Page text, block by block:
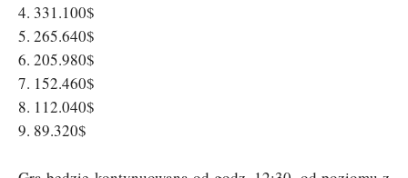
4. 331.100$
5. 265.640$
6. 205.980$
7. 152.460$
8. 112.040$
9. 89.320$